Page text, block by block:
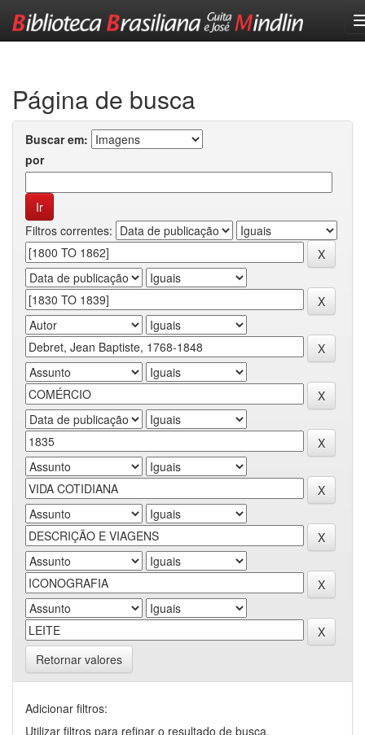
Página de busca
Buscar em:
por
Filtros correntes:
Retornar valores
Adicionar filtros:
Utilizar filtros para refinar o resultado de busca.